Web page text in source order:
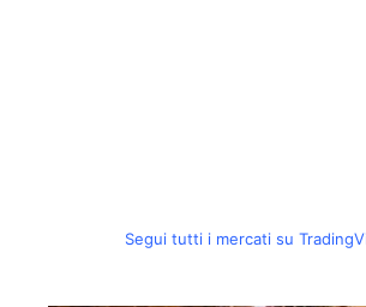
Segui tutti i mercati su